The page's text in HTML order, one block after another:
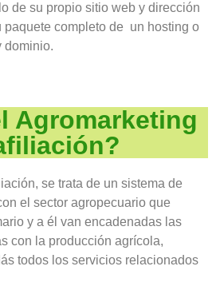
de su propio sitio web y dirección
paquete completo de un hosting o
dominio.
Agromarketing
se trata de un sistema de
el sector agropecuario que
y a él van encadenadas las
con la producción agrícola,
todos los servicios relacionados